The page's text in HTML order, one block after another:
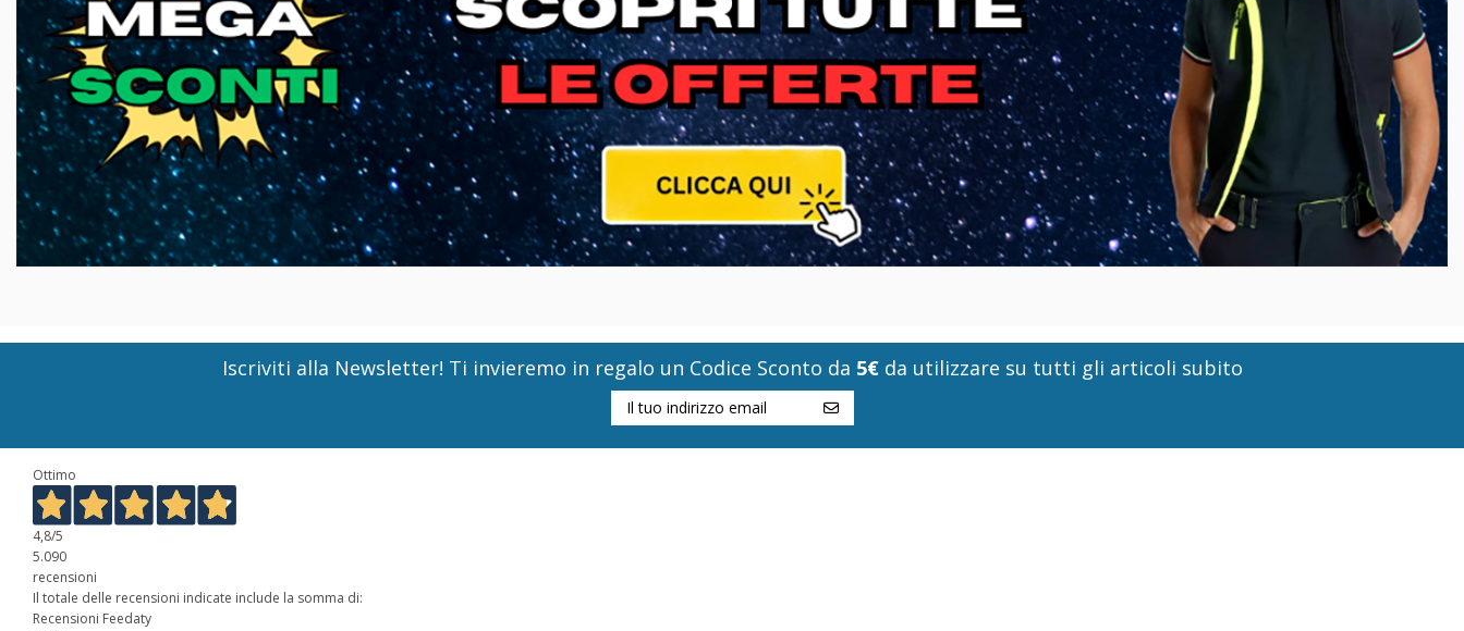
Iscriviti alla Newsletter! Ti invieremo in regalo un Codice Sconto da 5€da utilizzare su tutti gli articoli subito
Ottimo
4,8/5
5.090
recensioni
Il totale delle recensioni indicate include la somma di:
Recensioni Feedaty